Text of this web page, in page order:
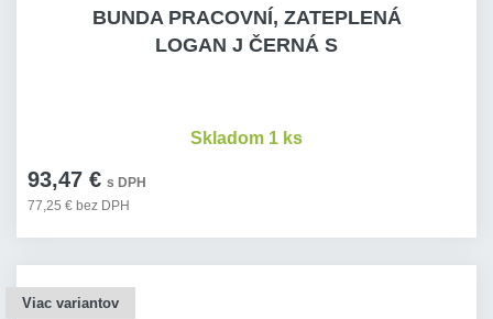
BUNDA PRACOVNÍ, ZATEPLENÁ
LOGAN J ČERNÁ S
93,47 € s DPH
77,25 € bez DPH
Skladom 1 ks
Viac variantov